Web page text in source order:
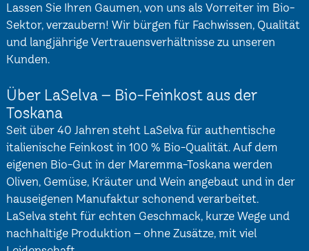
Lassen Sie Ihren Gaumen, von uns als Vorreiter im Bio-
Sektor, verzaubern! Wir bürgen für Fachwissen, Qualität
und langjährige Vertrauensverhältnisse zu unseren
Kunden.
Über LaSelva – Bio-Feinkost aus der
Toskana
Seit über 40 Jahren steht LaSelva für authentische
italienische Feinkost in 100 % Bio-Qualität. Auf dem
eigenen Bio-Gut in der Maremma-Toskana werden
Oliven, Gemüse, Kräuter und Wein angebaut und in der
hauseigenen Manufaktur schonend verarbeitet.
LaSelva steht für echten Geschmack, kurze Wege und
nachhaltige Produktion – ohne Zusätze, mit viel